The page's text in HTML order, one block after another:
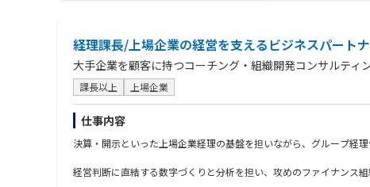
【レポートライン】
• Solid Line：Chief Insurance Officer, Regional
• Dotted Line：CEO, Japan
※ ライセンス申請フェーズにおいては、業務委託アクチュアリーお
するリーダーへの成長を期待しています。
メンバーが目指すものを理解し、そこと今の業務の繋がりを伝えるこ
メンバーを可愛がり、メンバーから可愛がられる
■Career Consulting
ヒアリング
求職者のキャリアに対する考え方・想いをヒアリング
相手がどんな人間かを理解することで、人生で大事にしていることを
人としての距離を縮めることで、相手の本音と対峙
ヒアリングをしたうえで、まずはキャリア設計のあり方をご提案
経理課長/上場企業の経営を支えるビジネスパート
大手企業を顧客に持つコーチング・組織開発コンサルティ
課長以上 上場企業
仕事内容
決算・開示といった上場企業経理の基盤を担いながら、グループ経
経営判断に直結する数字づくりと分析を担い、攻めのファイナンス